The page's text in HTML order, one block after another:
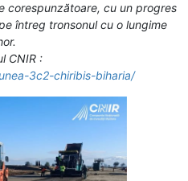
corespunzătoare, cu un progres
pe întreg tronsonul cu o lungime
CNIR :
3c2-chiribis-biharia/